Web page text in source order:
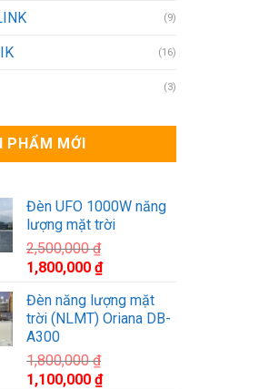
(9)
(16)
(3)
PHẨM MỚI
Đèn UFO 1000W năng
lượng mặt trời
2,500,000₫
Giá
là:
2,500,000 ₫.
1,800,000 ₫Giá
tại
là:
Đèn năng lượng mặt
trời (NLMT) Oriana DB-
A300
1,800,000₫
Giá
1,100,000 ₫Giá